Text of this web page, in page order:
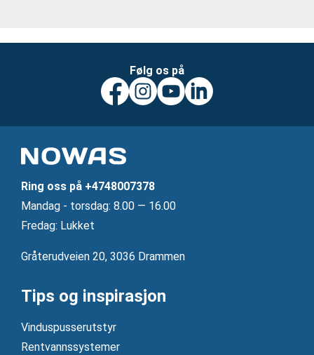
Følg os på
Ring oss på +4748007378
Mandag ‐ torsdag: 8.00 — 16.00
Fredag: Lukket
Gråterudveien 20, 3036 Drammen
Tips og inspirasjon
Vinduspusserutstyr
Rentvannssystemer